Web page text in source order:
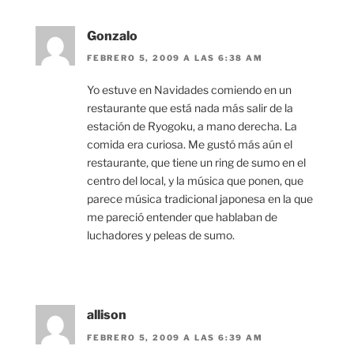
Gonzalo
FEBRERO 5, 2009 A LAS 6:38 AM
Yo estuve en Navidades comiendo en un
restaurante que está nada más salir de la
estación de Ryogoku, a mano derecha. La
comida era curiosa. Me gustó más aún el
restaurante, que tiene un ring de sumo en el
centro del local, y la música que ponen, que
parece música tradicional japonesa en la que
me pareció entender que hablaban de
luchadores y peleas de sumo.
allison
FEBRERO 5, 2009 A LAS 6:39 AM